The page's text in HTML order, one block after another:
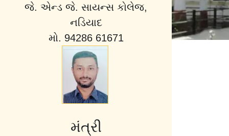
જે. એન્ડ જે. સાયન્સ કોલેજ,
નડિયાદ
મો. 94286 61671
મંત્રી